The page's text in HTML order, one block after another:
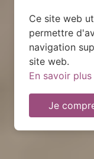
Ce site web
permettre
navigation
site web.
En savoir plus
Je